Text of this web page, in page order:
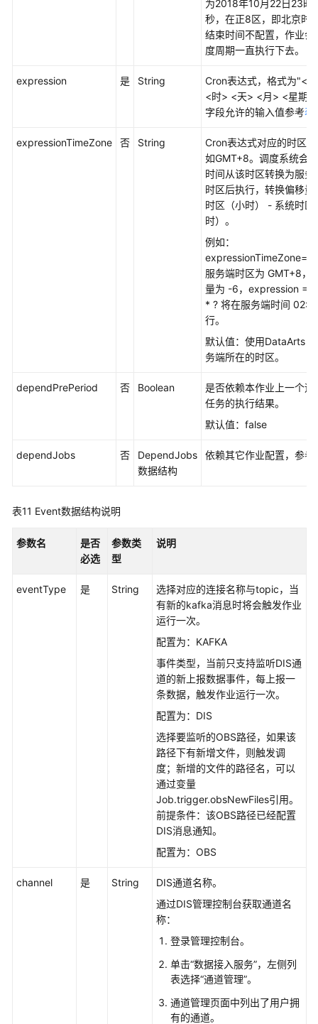
为2018年10月22日23时
秒，在正8区，即北京时
结束时间不配置，作业会
度周期一直执行下去。
expression 是 String
Cron表达式，格式为"<
<时> <天> <月> <星期
字段允许的输入值参考表
expressionTimeZone 否 String
Cron表达式对应的时区
如GMT+8。调度系统会
时间从该时区转换为服务
时区后执行，转换偏移量
时区（小时） - 系统时区
时）。
例如：
服务端时区为 GMT+8，
量为 -6，expression =
* ? 将在服务端时间
行。
默认值：使用DataArts
务端所在的时区。
dependPrePeriod 否 Boolean
是否依赖本作业上一个运
任务的执行结果。
默认值：false
dependJobs 否
DependJobs
数据结构
依赖其它作业配置，参考
表11 Event数据结构说明
参数名
是否
必选
参数类
型
说明
eventType 是 String
选择对应的连接名称与topic，当
有新的kafka消息时将会触发作业
运行一次。
配置为：KAFKA
事件类型，当前只支持监听DIS通
道的新上报数据事件，每上报一
条数据，触发作业运行一次。
配置为：DIS
选择要监听的OBS路径，如果该
路径下有新增文件，则触发调
度；新增的文件的路径名，可以
通过变量
Job.trigger.obsNewFiles引用。
前提条件：该OBS路径已经配置
DIS消息通知。
配置为：OBS
channel 是 String
DIS通道名称。
通过DIS管理控制台获取通道名
称：
登录管理控制台。
单击“数据接入服务”，左侧列
表选择“通道管理”。
通道管理页面中列出了用户拥
有的通道。